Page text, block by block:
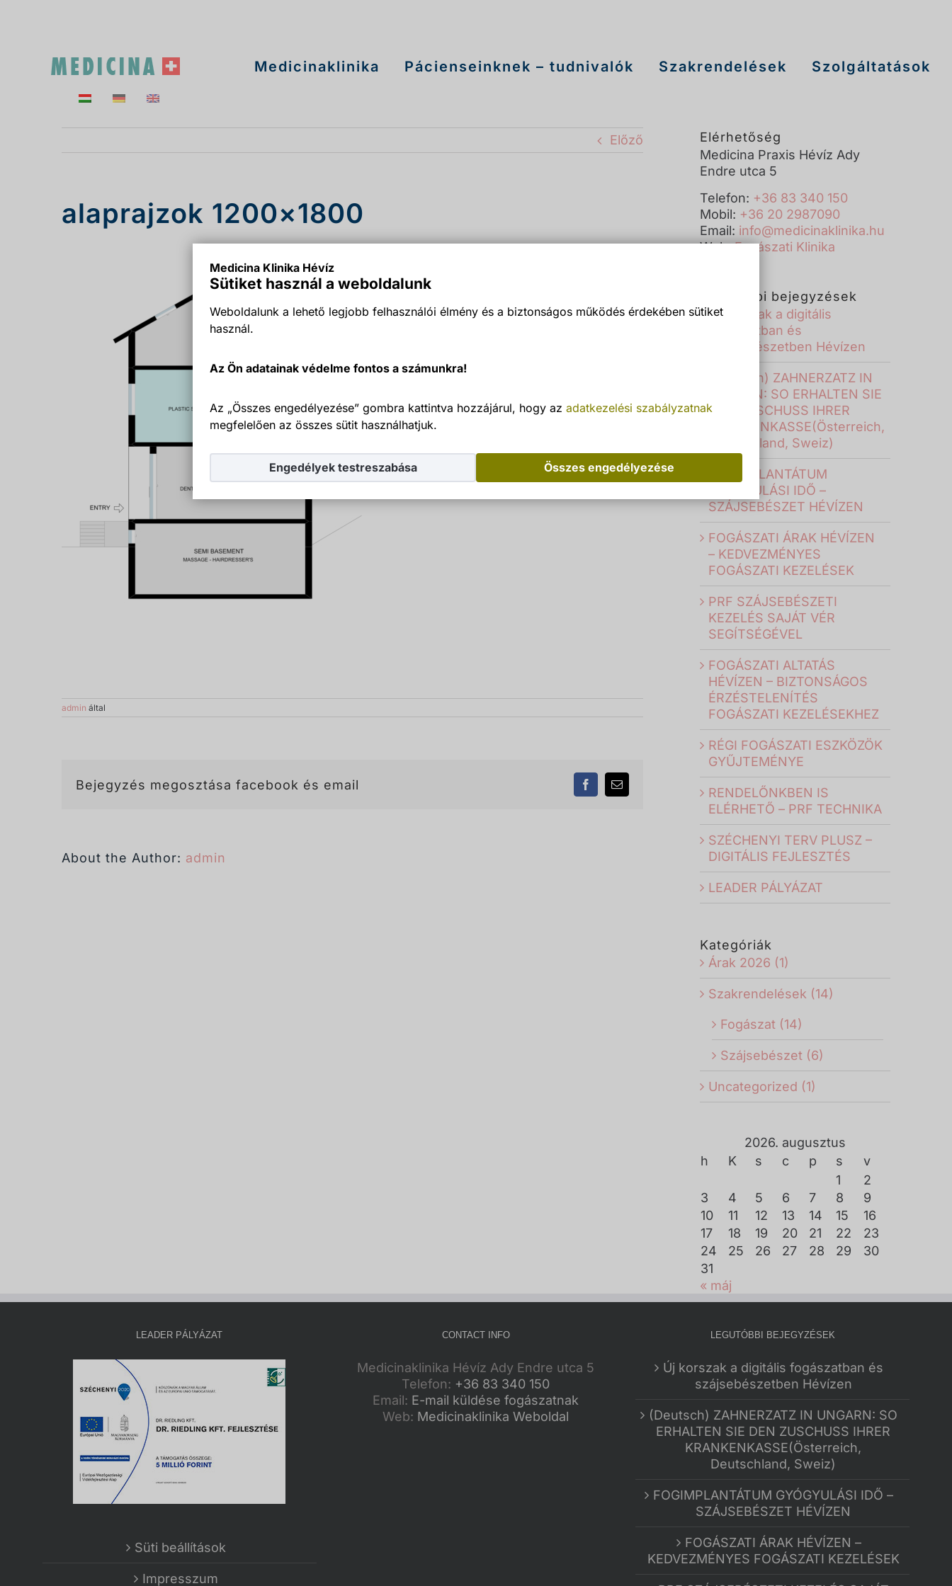
Medicina Klinika Hévíz
Sütiket használ a weboldalunk
Weboldalunk a lehető legjobb felhasználói élmény és a biztonságos működés érdekében sütiket
használ.
Az Ön adatainak védelme fontos a számunkra!
Az „Összes engedélyezése” gombra kattintva hozzájárul, hogy az adatkezelési szabályzatnak
megfelelően az összes sütit használhatjuk.
Összes engedélyezése
Engedélyek testreszabása
Medicinaklinika Pácienseinknek – tudnivalók Szakrendelések Szolgáltatások
Előző
alaprajzok 1200×1800
admin által
Bejegyzés megosztása facebook és email FacebookEmail:
About the Author: admin
Elérhetőség
Medicina Praxis Hévíz Ady
Endre utca 5
Telefon: +36 83 340 150
Mobil: +36 20 2987090
Email: info@medicinaklinika.hu
Web:Fogászati Klinika
Legutóbbi bejegyzések
Új korszak a digitális
fogászatban és
szájsebészetben Hévízen
(Deutsch) ZAHNERZATZ IN
UNGARN: SO ERHALTEN SIE
DEN ZUSCHUSS IHRER
KRANKENKASSE(Österreich,
Deutschland, Sweiz)
FOGIMPLANTÁTUM
GYÓGYULÁSI IDŐ –
SZÁJSEBÉSZET HÉVÍZEN
FOGÁSZATI ÁRAK HÉVÍZEN
– KEDVEZMÉNYES
FOGÁSZATI KEZELÉSEK
PRF SZÁJSEBÉSZETI
KEZELÉS SAJÁT VÉR
SEGÍTSÉGÉVEL
FOGÁSZATI ALTATÁS
HÉVÍZEN – BIZTONSÁGOS
ÉRZÉSTELENÍTÉS
FOGÁSZATI KEZELÉSEKHEZ
RÉGI FOGÁSZATI ESZKÖZÖK
GYŰJTEMÉNYE
RENDELŐNKBEN IS
ELÉRHETŐ – PRF TECHNIKA
SZÉCHENYI TERV PLUSZ –
DIGITÁLIS FEJLESZTÉS
LEADER PÁLYÁZAT
Kategóriák
Árak 2026 (1)
Szakrendelések (14)
Fogászat (14)
Szájsebészet (6)
Uncategorized (1)
2026. augusztus
h
K s c p s
v
1
2
3
4 5 6 7 8
9
10
11 12 13 14 15
16
17
18 19 20 21 22
23
24
25 26 27 28 29
30
31
« máj
LEADER PÁLYÁZAT
Süti beállítások
Impresszum
CONTACT INFO
Medicinaklinika Hévíz Ady Endre utca 5
Telefon: +36 83 340 150
Email: E-mail küldése fogászatnak
Web: Medicinaklinika Weboldal
LEGUTÓBBI BEJEGYZÉSEK
Új korszak a digitális fogászatban és
szájsebészetben Hévízen
(Deutsch) ZAHNERZATZ IN UNGARN: SO
ERHALTEN SIE DEN ZUSCHUSS IHRER
KRANKENKASSE(Österreich,
Deutschland, Sweiz)
FOGIMPLANTÁTUM GYÓGYULÁSI IDŐ –
SZÁJSEBÉSZET HÉVÍZEN
FOGÁSZATI ÁRAK HÉVÍZEN –
KEDVEZMÉNYES FOGÁSZATI KEZELÉSEK